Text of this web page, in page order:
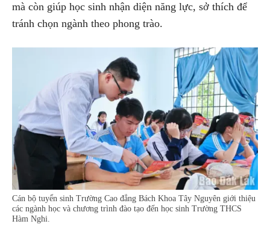
mà còn giúp học sinh nhận diện năng lực, sở thích để
tránh chọn ngành theo phong trào.
Cán bộ tuyển sinh Trường Cao đẳng Bách Khoa Tây Nguyên giới thiệu
các ngành học và chương trình đào tạo đến học sinh Trường THCS
Hàm Nghi.